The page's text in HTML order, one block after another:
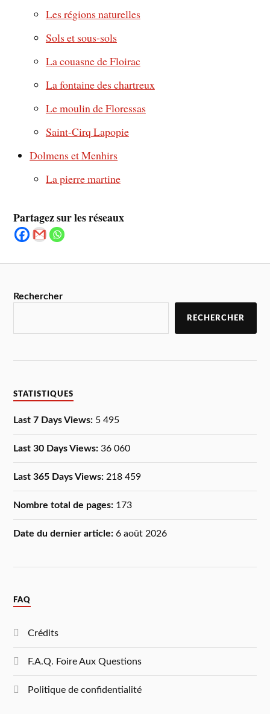
Les régions naturelles
Sols et sous-sols
La couasne de Floirac
La fontaine des chartreux
Le moulin de Floressas
Saint-Cirq Lapopie
Dolmens et Menhirs
La pierre martine
Partagez sur les réseaux
Rechercher
RECHERCHER
STATISTIQUES
Last 7 Days Views: 5 495
Last 30 Days Views:36 060
Last 365 Days Views: 218 459
Nombre total de pages: 173
Date du dernier article:6 août 2026
FAQ
Crédits
F.A.Q. Foire Aux Questions
Politique de confidentialité